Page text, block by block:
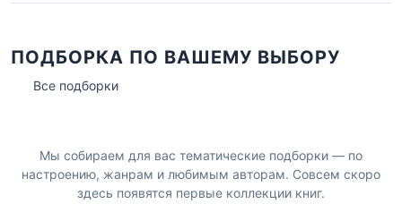
ПОДБОРКА ПО ВАШЕМУ ВЫБОРУ
Все подборки
Мы собираем для вас тематические подборки — по
настроению, жанрам и любимым авторам. Совсем скоро
здесь появятся первые коллекции книг.